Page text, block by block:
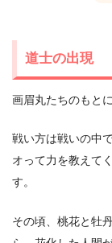
道士の出現
画眉丸たちのもと
戦い方は戦いの中
オって力を教えて
す。
その頃、桃花と牡